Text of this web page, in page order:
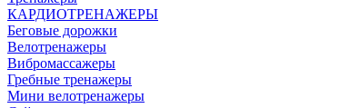
КАРДИОТРЕНАЖЕРЫ
Беговые дорожки
Велотренажеры
Вибромассажеры
Гребные тренажеры
Мини велотренажеры